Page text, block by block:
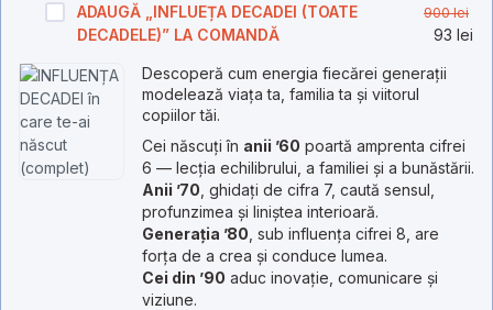
ADAUGĂ „INFLUEȚA DECADEI (TOATE
DECADELE)” LA COMANDĂ
900lei
93 lei
Descoperă cum energia fiecărei generații
modelează viața ta, familia ta și viitorul
copiilor tăi.
Cei născuți în anii ’60 poartă amprenta cifrei
6 — lecția echilibrului, a familiei și a bunăstării.
Anii ’70 , ghidați de cifra 7, caută sensul,
profunzimea și liniștea interioară.
Generația ’80 , sub influența cifrei 8, are
forța de a crea și conduce lumea.
Cei din ’90 aduc inovație, comunicare și
viziune.